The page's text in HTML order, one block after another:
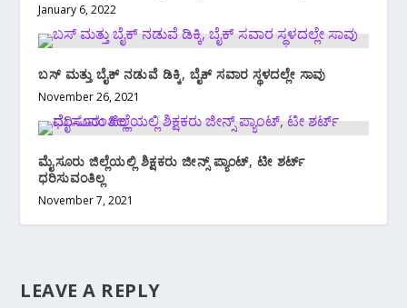
January 6, 2022
ಬಸ್ ಮತ್ತು ಬೈಕ್ ನಡುವೆ ಡಿಕ್ಕಿ, ಬೈಕ್ ಸವಾರ ಸ್ಥಳದಲ್ಲೇ ಸಾವು
November 26, 2021
ಮೈಸೂರು ಜಿಲ್ಲೆಯಲ್ಲಿ ಶಿಕ್ಷಕರು ಜೀನ್ಸ್ ಪ್ಯಾಂಟ್, ಟೀ ಶರ್ಟ್
ಧರಿಸುವಂತಿಲ್ಲ
November 7, 2021
LEAVE A REPLY